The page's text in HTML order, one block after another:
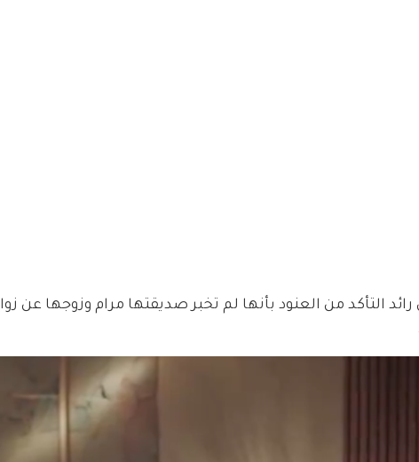
التأكد من العنود بأنها لم تخبر صديقتها مرام وزوجها عن